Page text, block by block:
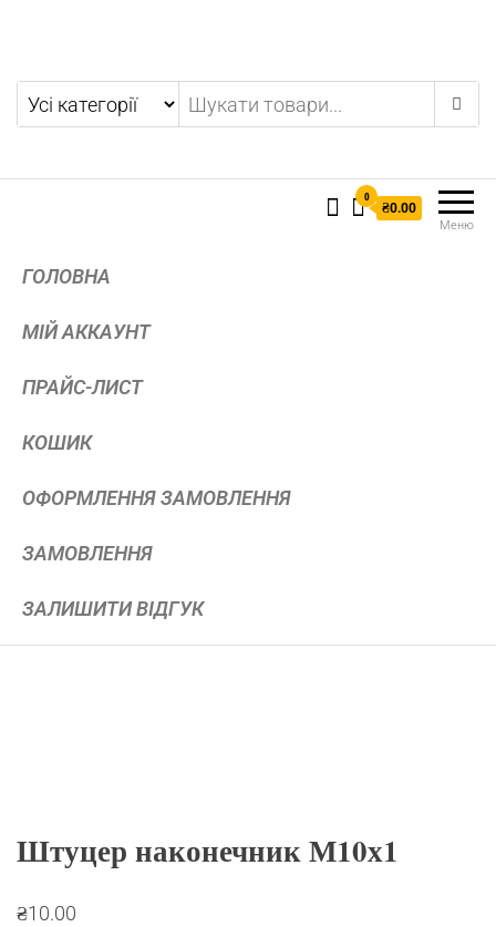
Меню
0
₴0.00
ГОЛОВНА
МІЙ АККАУНТ
ПРАЙС-ЛИСТ
КОШИК
ОФОРМЛЕННЯ ЗАМОВЛЕННЯ
ЗАМОВЛЕННЯ
ЗАЛИШИТИ ВІДГУК
Штуцер наконечник М10х1
₴10.00